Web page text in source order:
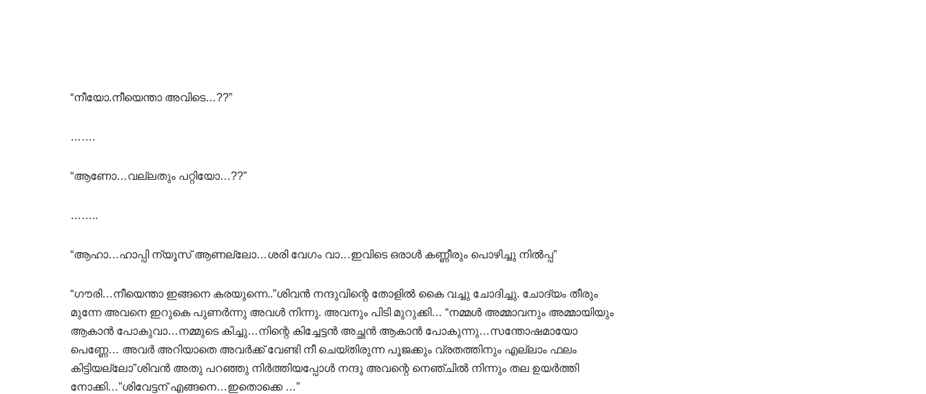
“നീയോ.നീയെന്താ അവിടെ…??”
…….
“ആണോ…വല്ലതും പറ്റിയോ…??”
……..
“ആഹാ…ഹാപ്പി ന്യൂസ് ആണല്ലോ…ശരി വേഗം വാ…ഇവിടെ ഒരാൾ കണ്ണീരും പൊഴിച്ചു നിൽപ്പ”
“ഗൗരി…നീയെന്താ ഇങ്ങനെ കരയുന്നെ..”ശിവൻ നന്ദുവിന്റെ തോളിൽ കൈ വച്ചു ചോദിച്ചു. ചോദ്യം തീരും
മുന്നേ അവനെ ഇറുകെ പുണർന്നു അവൾ നിന്നു. അവനും പിടി മുറുക്കി… “നമ്മൾ അമ്മാവനും അമ്മായിയും
ആകാൻ പോകുവാ…നമ്മുടെ കിച്ചു…നിന്റെ കിച്ചേട്ടൻ അച്ഛൻ ആകാൻ പോകുന്നു…സന്തോഷമായോ
പെണ്ണേ… അവർ അറിയാതെ അവർക്ക് വേണ്ടി നീ ചെയ്തിരുന്ന പൂജക്കും വ്രതത്തിനും എല്ലാം ഫലം
കിട്ടിയല്ലോ”ശിവൻ അതു പറഞ്ഞു നിർത്തിയപ്പോൾ നന്ദു അവന്റെ നെഞ്ചിൽ നിന്നും തല ഉയർത്തി
നോക്കി…”ശിവേട്ടന് എങ്ങനെ…ഇതൊക്കെ …”